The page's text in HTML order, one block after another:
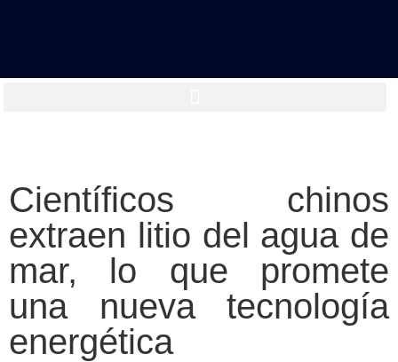
Científicos chinos
extraen litio del agua de
mar, lo que promete
una nueva tecnología
energética